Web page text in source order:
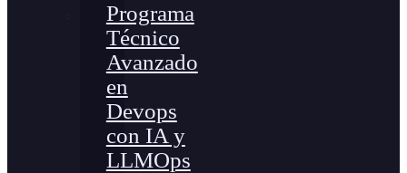
Programa
Técnico
Avanzado
en
Devops
con IA y
LLMOps